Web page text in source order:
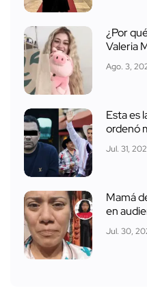
¿Por
Valeria
Ago. 3,
Esta es
ordenó
Jul. 31,
Mamá
en
Jul. 30,